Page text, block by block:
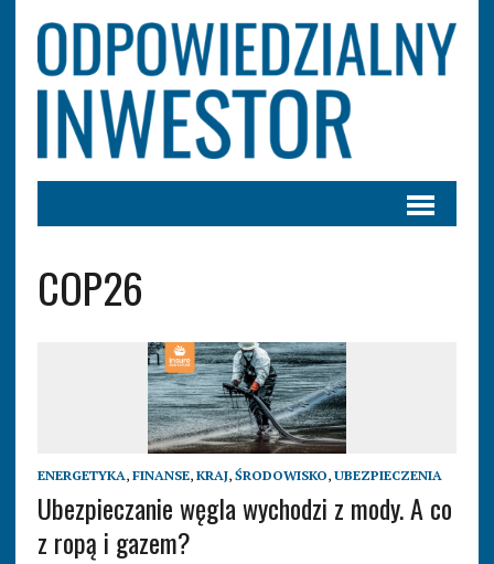
COP26
ENERGETYKA, FINANSE, KRAJ, ŚRODOWISKO, UBEZPIECZENIA
Ubezpieczanie węgla wychodzi z mody. A co
z ropą i gazem?